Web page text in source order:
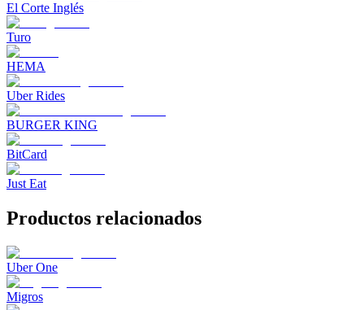
El Corte Inglés
Turo
HEMA
Uber Rides
BURGER KING
BitCard
Just Eat
Productos relacionados
Uber One
Migros